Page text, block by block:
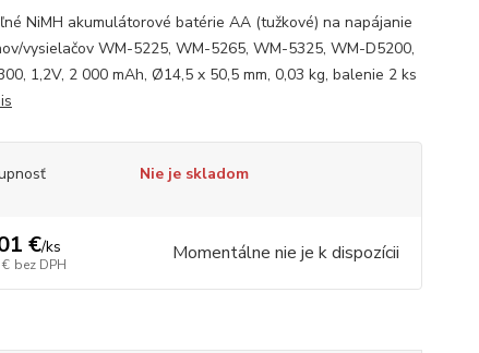
NiMH akumulátorové batérie AA (tužkové) na napájanie
vysielačov WM-5225, WM-5265, WM-5325, WM-D5200,
1,2V, 2 000 mAh, Ø14,5 x 50,5 mm, 0,03 kg, balenie 2 ks
Nie je skladom
€/ks
bez DPH Momentálne nie je k dispozícii